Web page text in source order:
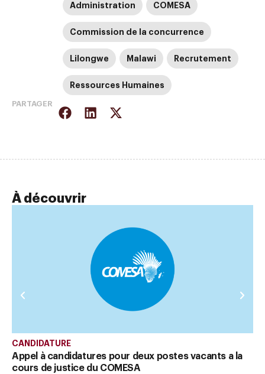
Administration COMESA
Commission de la concurrence
Lilongwe Malawi Recrutement
Ressources Humaines
PARTAGER
À découvrir
CANDIDATURE
Appel à candidatures pour deux postes vacants a la
cours de justice du COMESA